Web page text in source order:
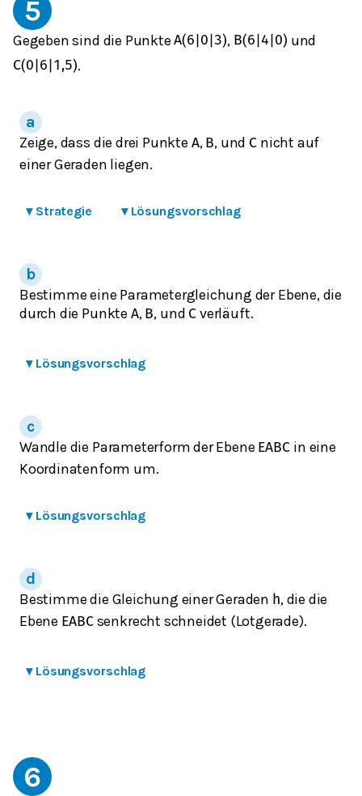
5
Gegeben sind die PunkteA(6 0 |3), B(6 |4 0) und
C(0 6 1,5).
Zeige, dass die drei Punkte A, B, und C nicht auf
einer Geraden liegen.
▾ Strategie ▾ Lösungsvorschlag
Bestimme eine Parametergleichung der Ebene, die
durch die Punkte A, B, und C verläuft.
▾ Lösungsvorschlag
Wandle die Parameterform der Ebene EABC in eine
Koordinatenform um.
▾ Lösungsvorschlag
Bestimme die Gleichung einer Geraden h, die die
Ebene EABCsenkrecht schneidet (Lotgerade).
▾ Lösungsvorschlag
6